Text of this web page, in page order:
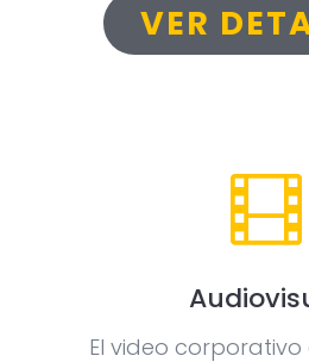
VER

El video